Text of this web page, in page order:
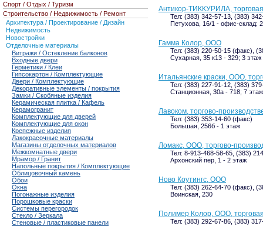
Антикор-ТИККУРИЛА,
Тел: (383) 342-57-13, (383)
Петухова, 16/1 - офис-склад:
Гамма Колор, ООО
Тел: (383) 220-50-15 (факс),
Сухарная, 35 к13 - 329; 3 этаж
Итальянские краски, ООО,
Тел: (383) 227-91-12, (383)
Станционная, 30а - 718; 7 этаж
Лавоком, торгово-
Тел: (383) 353-14-60 (факс)
Большая, 256б - 1 этаж
Ломакс, ООО, торгово-
Тел: 8-913-468-58-65, (383)
Архонский пер, 1 - 2 этаж
Ново Коутингс, ООО
Тел: (383) 262-64-70 (факс),
Воинская, 230
Полимер Колор, ООО,
Тел: (383) 292-67-86, (383)
Спорт / Отдых / Туризм
Строительство / Недвижимость / Ремонт
Архитектура / Проектирование / Дизайн
Недвижимость
Новостройки
Отделочные материалы
Витражи / Остекление балконов
Входные двери
Герметики / Клеи
Гипсокартон / Комплектующие
Двери / Комплектующие
Декоративные элементы / покрытия
Замки / Скобяные изделия
Керамическая плитка / Кафель
Керамогранит
Комплектующие для дверей
Комплектующие для окон
Крепежные изделия
Лакокрасочные материалы
Магазины отделочных материалов
Межкомнатные двери
Мрамор / Гранит
Напольные покрытия / Комплектующие
Облицовочный камень
Обои
Окна
Погонажные изделия
Порошковые краски
Системы перегородок
Стекло / Зеркала
Стеновые / пластиковые панели